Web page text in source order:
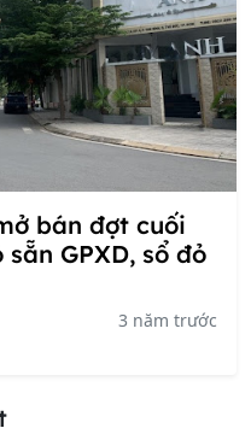
bán đợt cuối
GPXD, sổ đỏ
3 năm trước